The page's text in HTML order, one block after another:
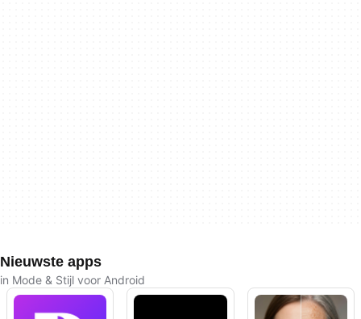
Nieuwste apps
in Mode & Stijl voor Android